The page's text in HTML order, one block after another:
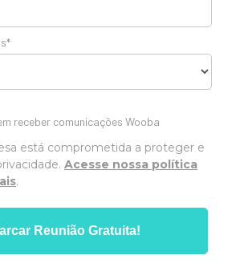
receber comunicações Wooba
está comprometida a proteger e
Acesse nossa política
.
Reunião Gratuita!